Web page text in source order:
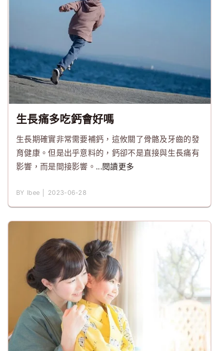
生長痛多吃鈣會好嗎
生長期確實非常需要補鈣，這攸關了骨骼及牙齒的發
育健康。但是出乎意料的，鈣卻不是直接與生長痛有
影響，而是間接影響。 ...閱讀更多
BY Ibee │ 2023-06-28